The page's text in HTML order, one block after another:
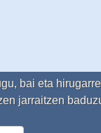
bai eta
jarraitzen